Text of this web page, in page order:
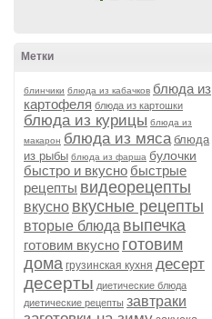
Метки
блинчики блюда из кабачков блюда из
картофеля блюда из картошки
блюда из курицы блюда из
макарон блюда из мяса блюда
из рыбы блюда из фарша булочки
быстро и вкусно быстрые
рецепты видеорецепты
вкусно вкусные рецепты
вторые блюда выпечка
готовим вкусно готовим
дома грузинская кухня десерт
десерты диетические блюда
диетические рецепты завтраки